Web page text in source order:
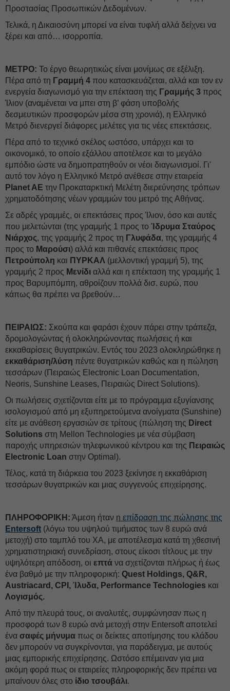
Προστασίας Προσωπικών Δεδομένων.
Τελικά, η Δικαιοσύνη μπορεί να είναι τυφλή αλλά δείχνει να
ξέρει και από… ισορροπία.
ΜΕΤΡΟ: Το έργο θεωρητικώς είναι μονίμως σε εξέλιξη.
Πέρα από τη Γραμμή 4 που κατασκευάζεται, αλλά και τον εν
ενεργεία διαγωνισμό για την επέκταση της Γραμμής 3 προς
Ίλιον (αναμένεται να μπει στη β’ φάση υποβολής
δεσμευτικών προσφορών μέσα στη χρονιά), η Ελληνικό
Μετρό διενεργεί διάφορες μελέτες για τις νέες επεκτάσεις.
Πέρα από το τεχνικό σκέλος ωστόσο, υπάρχει και το
οικονομικό, το οποίο εξάλλου αποτέλεσε και το μεγάλο
εμπόδιο ώστε να δημοπρατηθούν οι νέοι διαγωνισμοί. Γι'
αυτό τον λόγο η Ελληνικό Μετρό ανέθεσε στην εταιρεία
Planet AΕ την Προκαταρκτική Μελέτη διερεύνησης τρόπων
χρηματοδότησης νέων γραμμών του μετρό της Αθήνας.
Σε αδρές γραμμές, οι επεκτάσεις προς Ίλιον, όσο και αυτές
που μελετώνται (της γραμμής 1 προς το Ίδρυμα Σταύρος
Νιάρχος, της γραμμής 2 προς τη Γλυφάδα, της γραμμής 4
προς το Μαρούσι) αλλά και πιθανές επεκτάσεις προς
Πετρούπολη και ΠΥΡΚΑΛ (μελλοντική γραμμή 5), της
γραμμής 2 προς Μενίδι αλλά και η επέκταση της γραμμής 1
προς Βαρυμπόμπη, αθροίζουν πολλά δισ. ευρώ, που
κάπως θα πρέπει να βρεθούν…
ΠΕΙΡΑΙΩΣ: Σκούπα και φαράσι έχουν πάρει στην τράπεζα,
δρομολογώντας ή ολοκληρώνοντας πωλήσεις ή και
εκκαθαρίσεις θυγατρικών. Εντός του 2023 ολοκληρώθηκε η
εκκαθάριση/λύση πέντε θυγατρικών καθώς και η πώληση
τεσσάρων (Πειραιώς Electronic Loan Documentation,
Neoris, Sunshine Leases, Πειραιώς Direct Solutions).
Οι πωλήσεις σχετίζονται είτε με το πρόγραμμα εξυγίανσης
ισολογισμού από μη εξυπηρετούμενα ανοίγματα (Sunshine)
είτε με ανάθεση εργασιών σε τρίτους (πώληση της Direct
Solutions στη Mellon Technologies με νέα σύμβαση
παροχής υπηρεσιών τηλεφωνικού κέντρου και της Πειραιώς
Electronic Loan στην Optimal).
Τέλος, κατά τη διάρκεια του 2023 ξεκίνησε η εκκαθάριση
τεσσάρων θυγατρικών και μιας συγγενούς επιχείρησης.
ΠΛΗΡΟΦΟΡΙΚΗ: Άμεση ήταν η επίδραση της πώλησης της
Entersoft (λόγω του υψηλού τιμήματος των 8 ευρώ ανά
μετοχή) στο ταμπλό του ΧΑ, με αποτέλεσμα κατά τη χθεσινή
χρηματιστηριακή συνεδρίαση, στους είκοσι τίτλους με την
υψηλότερη απόδοση, οι επτά να σχετίζονται πλήρως ή έως
ένα βαθμό με την πληροφορική: Quest Holdings, Q&R,
Austriacard, CPI, Ίλυδα, Performance Technologies και
Λογισμός.
Από την πλευρά τους, οι αναλυτές, συμφώνησαν πως η
προσφορά των 8 ευρώ ανά μετοχή στην Entersoft αποτελεί
ένα σαφές μήνυμα πως οι δείκτες αποτίμησης του κλάδου
δεν μπορούν να συγκρίνονται, για παράδειγμα, με αυτούς
μιας εμπορικής επιχείρησης. Ωστόσο επέμειναν για μια
ακόμη φορά πως οι εταιρείες πληροφορικής δεν πρέπει να
μπαίνουν όλες στο ίδιο τσουβάλι.